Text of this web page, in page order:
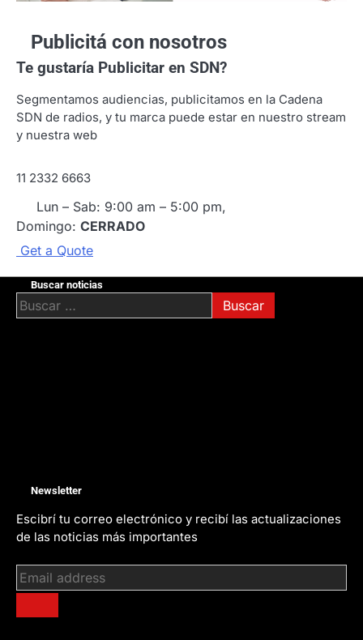
Publicitá con nosotros
Te gustaría Publicitar en SDN?
Segmentamos audiencias, publicitamos en la Cadena
SDN de radios, y tu marca puede estar en nuestro stream
y nuestra web
11 2332 6663
Lun – Sab: 9:00 am – 5:00 pm,
Domingo: CERRADO
Get a Quote
Buscar noticias
Buscar:
Newsletter
Escibrí tu correo electrónico y recibí las actualizaciones
de las noticias más importantes